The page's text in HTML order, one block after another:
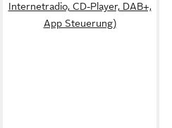
Internetradio, CD-Player, DAB+,
App Steuerung)